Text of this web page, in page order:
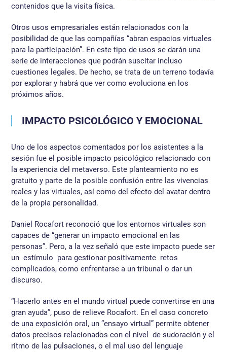
contenidos que la visita física.
Otros usos empresariales están relacionados con la
posibilidad de que las compañías “abran espacios virtuales
para la participación”. En este tipo de usos se darán una
serie de interacciones que podrán suscitar incluso
cuestiones legales. De hecho, se trata de un terreno todavía
por explorar y habrá que ver como evoluciona en los
próximos años.
IMPACTO PSICOLÓGICO Y EMOCIONAL
Uno de los aspectos comentados por los asistentes a la
sesión fue el posible impacto psicológico relacionado con
la experiencia del metaverso. Este planteamiento no es
gratuito y parte de la posible confusión entre las vivencias
reales y las virtuales, así como del efecto del avatar dentro
de la propia personalidad.
Daniel Rocafort reconoció que los entornos virtuales son
capaces de “generar un impacto emocional en las
personas”. Pero, a la vez señaló que este impacto puede ser
un estímulo para gestionar positivamente retos
complicados, como enfrentarse a un tribunal o dar un
discurso.
“Hacerlo antes en el mundo virtual puede convertirse en una
gran ayuda”, puso de relieve Rocafort. En el caso concreto
de una exposición oral, un “ensayo virtual” permite obtener
datos precisos relacionados con el nivel de sudoración y el
ritmo de las pulsaciones, o el mal uso del lenguaje